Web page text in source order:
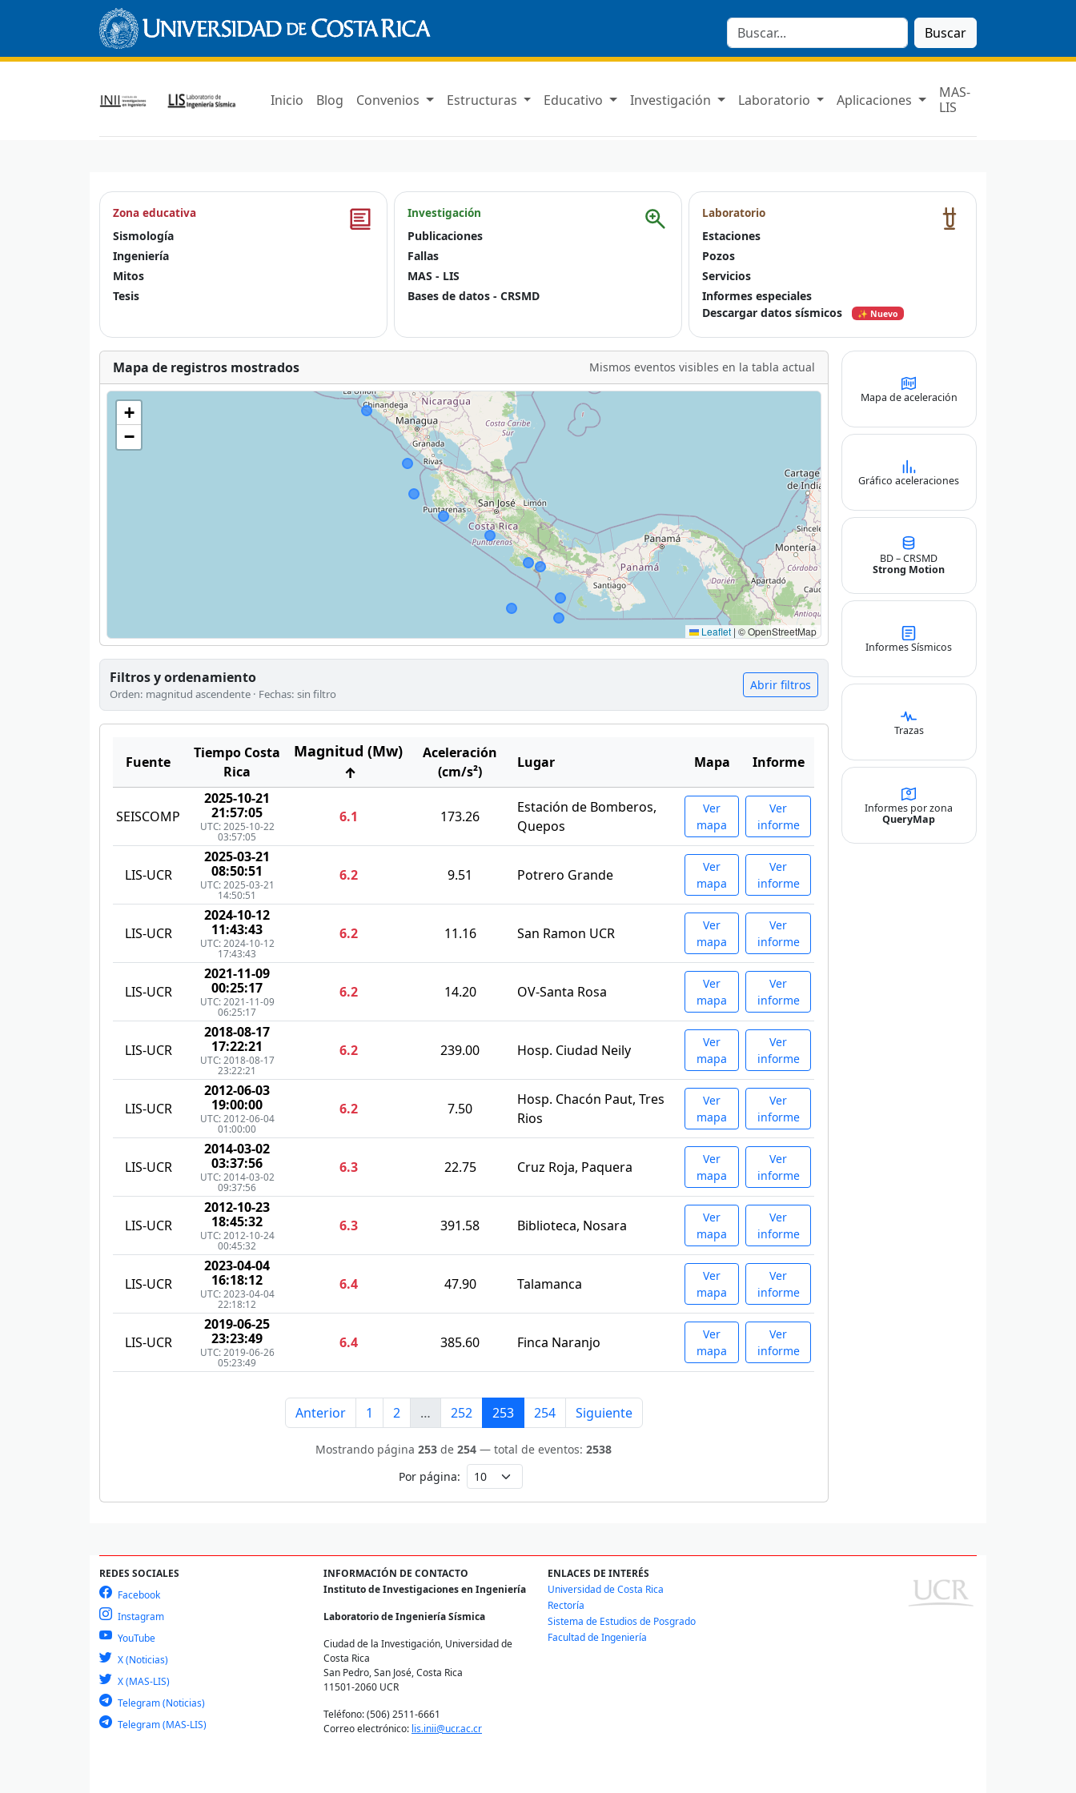
Buscar
Inicio Blog Convenios Estructuras Educativo Investigación Laboratorio Aplicaciones
MAS-
LIS
Zona educativa
Sismología
Ingeniería
Mitos
Tesis
Investigación
Publicaciones
Fallas
MAS - LIS
Bases de datos - CRSMD
Laboratorio
Estaciones
Pozos
Servicios
Informes especiales
Descargar datos sísmicos
✨ Nuevo
Mapa de registros mostrados Mismos eventos visibles en la tabla actual
+
−
Leaflet | © OpenStreetMap
Filtros y ordenamiento
Orden: magnitud ascendente · Fechas: sin filtro
Abrir filtros
Fuente
Tiempo Costa
Rica
Magnitud (Mw)
↑
Aceleración
(cm/s²)
Lugar Mapa Informe
SEISCOMP
2025-10-21
21:57:05
UTC: 2025-10-22
03:57:05
6.1 173.26
Estación de Bomberos,
Quepos
Ver
mapa
Ver
informe
LIS-UCR
2025-03-21
08:50:51
UTC: 2025-03-21
14:50:51
6.2 9.51 Potrero Grande
Ver
mapa
Ver
informe
LIS-UCR
2024-10-12
11:43:43
UTC: 2024-10-12
17:43:43
6.2 11.16 San Ramon UCR
Ver
mapa
Ver
informe
LIS-UCR
2021-11-09
00:25:17
UTC: 2021-11-09
06:25:17
6.2 14.20 OV-Santa Rosa
Ver
mapa
Ver
informe
LIS-UCR
2018-08-17
17:22:21
UTC: 2018-08-17
23:22:21
6.2 239.00 Hosp. Ciudad Neily
Ver
mapa
Ver
informe
LIS-UCR
2012-06-03
19:00:00
UTC: 2012-06-04
01:00:00
6.2 7.50
Hosp. Chacón Paut, Tres
Rios
Ver
mapa
Ver
informe
LIS-UCR
2014-03-02
03:37:56
UTC: 2014-03-02
09:37:56
6.3 22.75 Cruz Roja, Paquera
Ver
mapa
Ver
informe
LIS-UCR
2012-10-23
18:45:32
UTC: 2012-10-24
00:45:32
6.3 391.58 Biblioteca, Nosara
Ver
mapa
Ver
informe
LIS-UCR
2023-04-04
16:18:12
UTC: 2023-04-04
22:18:12
6.4 47.90 Talamanca
Ver
mapa
Ver
informe
LIS-UCR
2019-06-25
23:23:49
UTC: 2019-06-26
05:23:49
6.4 385.60 Finca Naranjo
Ver
mapa
Ver
informe
Anterior 1 2 … 252 253 254 Siguiente
Mostrando página253 de254 — total de eventos:2538
Por página:
Mapa de aceleración
Gráfico aceleraciones
BD – CRSMD
Strong Motion
Informes Sísmicos
Trazas
Informes por zona
QueryMap
REDES SOCIALES
Facebook
Instagram
YouTube
X (Noticias)
X (MAS-LIS)
Telegram (Noticias)
Telegram (MAS-LIS)
INFORMACIÓN DE CONTACTO
Instituto de Investigaciones en Ingeniería
Laboratorio de Ingeniería Sísmica
Ciudad de la Investigación, Universidad de
Costa Rica
San Pedro, San José, Costa Rica
11501-2060 UCR
Teléfono: (506) 2511-6661
Correo electrónico: lis.inii@ucr.ac.cr
ENLACES DE INTERÉS
Universidad de Costa Rica
Rectoría
Sistema de Estudios de Posgrado
Facultad de Ingeniería